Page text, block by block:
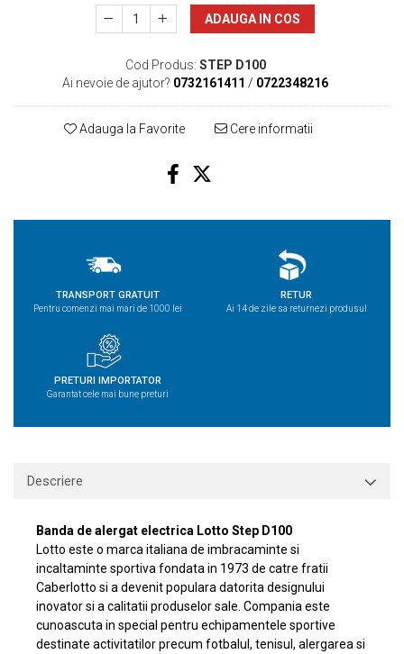
ADAUGA IN COS
Cod Produs: STEP D100
Ai nevoie de ajutor? 0732161411 / 0722348216
Adauga la Favorite Cere informatii
TRANSPORT GRATUIT
Pentru comenzi mai mari de 1000 lei
RETUR
Ai 14 de zile sa returnezi produsul
PRETURI IMPORTATOR
Garantat cele mai bune preturi
Descriere
Banda de alergat electrica Lotto Step D100
Lotto este o marca italiana de imbracaminte si
incaltaminte sportiva fondata in 1973 de catre fratii
Caberlotto si a devenit populara datorita designului
inovator si a calitatii produselor sale. Compania este
cunoascuta in special pentru echipamentele sportive
destinate activitatilor precum fotbalul, tenisul, alergarea si